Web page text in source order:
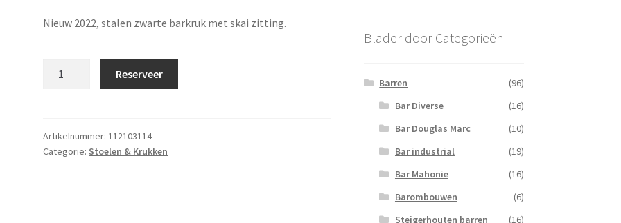
Nieuw 2022, stalen zwarte barkruk met skai zitting.
aantal
Reserveer
Artikelnummer:112103114
Categorie: Stoelen & Krukken
Blader door Categorieën
Barren
(96)
Bar Diverse
(16)
Bar Douglas Marc
(10)
Bar industrial
(19)
Bar Mahonie
(16)
Barombouwen
(6)
Steigerhouten barren
(16)